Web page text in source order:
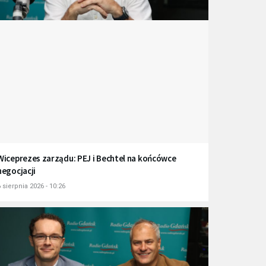
zarządu: PEJ i Bechtel na końcówce
sierpnia 2026 - 10:26